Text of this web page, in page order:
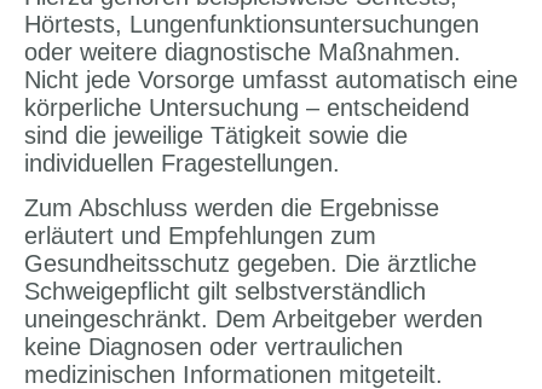
Hörtests, Lungenfunktionsuntersuchungen
oder weitere diagnostische Maßnahmen.
Nicht jede Vorsorge umfasst automatisch eine
körperliche Untersuchung – entscheidend
sind die jeweilige Tätigkeit sowie die
individuellen Fragestellungen.
Zum Abschluss werden die Ergebnisse
erläutert und Empfehlungen zum
Gesundheitsschutz gegeben. Die ärztliche
Schweigepflicht gilt selbstverständlich
uneingeschränkt. Dem Arbeitgeber werden
keine Diagnosen oder vertraulichen
medizinischen Informationen mitgeteilt.